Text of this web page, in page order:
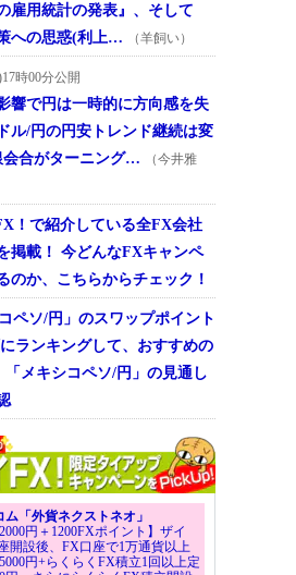
雇用統計の発表』、そして
への思惑(利上…
（羊飼い）
時00分公開
響で円は一時的に方向感を失
ル/円の円安トレンド継続は変
会合がターニング…
（今井雅
！で紹介している全FX会社
掲載！ 今どんなFXキャンペ
のか、こちらからチェック！
コペソ/円」のスワップポイント
ランキングして、おすすめの
メキシコペソ/円」の見通し
「外貨ネクストネオ」
2000円＋1200FXポイント】ザイ
開設後、FX口座で1万通貨以上
円+らくらくFX積立1回以上定